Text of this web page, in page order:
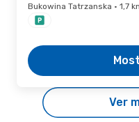
Bukowina Tatrzanska · 1,7
Ver